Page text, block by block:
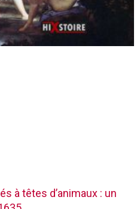
à têtes d’animaux : un